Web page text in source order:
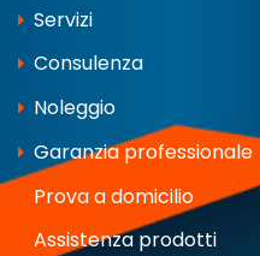
Servizi
Consulenza
Noleggio
Garanzia professionale
Prova a domicilio
Assistenza prodotti